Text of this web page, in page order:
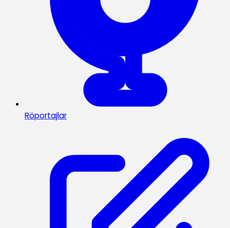
Röportajlar